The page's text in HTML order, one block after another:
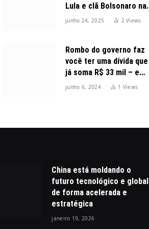
Lula e clã Bolsonaro na
disputa presidencial
junho 24, 2025 2Views
Rombo do governo faz
você ter uma dívida que
já soma R$ 33 mil – e
cresceu 300%
junho 6, 2024 1 Views
China está moldando o
futuro tecnológico e global
de forma acelerada e
estratégica
janeiro 19, 2026